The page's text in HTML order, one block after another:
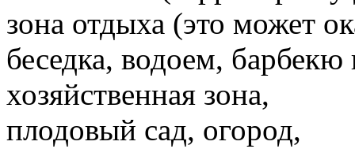
зона отдыха (это может
беседка, водоем, барбекю
хозяйственная зона,
плодовый сад, огород,